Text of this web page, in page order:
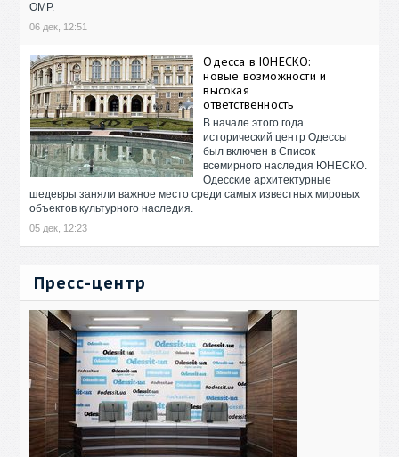
ОМР.
06 дек, 12:51
Одесса в ЮНЕСКО:
новые возможности и
высокая
ответственность
В начале этого года
исторический центр Одессы
был включен в Список
всемирного наследия ЮНЕСКО.
Одесские архитектурные
шедевры заняли важное место среди самых известных мировых
объектов культурного наследия.
05 дек, 12:23
Пресс-центр